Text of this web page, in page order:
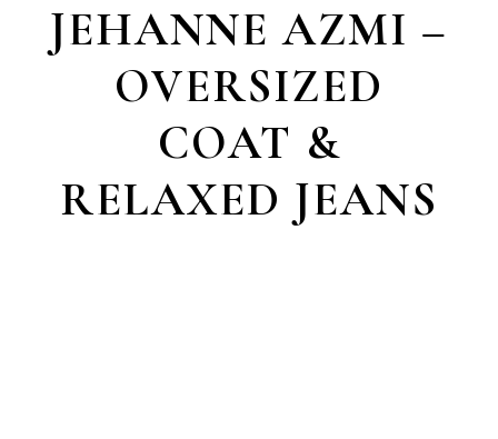
JEHANNE AZMI –
OVERSIZED
COAT &
RELAXED JEANS